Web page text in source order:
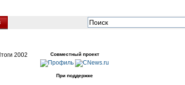
условиях
Совместный проект
При поддержке